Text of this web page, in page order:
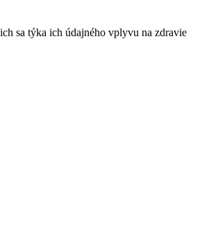
sa týka ich údajného vplyvu na zdravie